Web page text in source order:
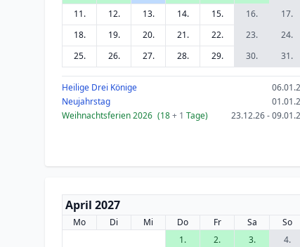
11.
12. 13. 14. 15. 16.
17.
18.
19. 20. 21. 22. 23.
24.
25.
26. 27. 28. 29. 30. 31.
Heilige Drei Könige
Neujahrstag
Weihnachtsferien 2026 (18+ 1 Tage) 23.12.26 -
April 2027
Mo Di Mi Do Fr Sa
So
1.
2. 3.
4.